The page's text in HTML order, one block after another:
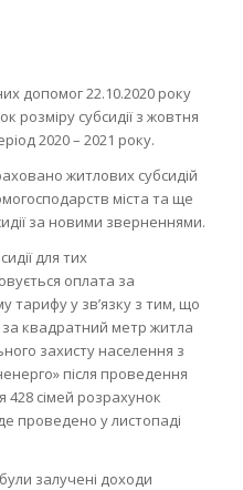
допомог 22.10.2020 року
розміру субсидії з жовтня
2020 – 2021 року.
житлових субсидій
міста та ще
за новими зверненнями.
для тих
оплата за
тарифу у зв’язку з тим, що
за квадратний метр житла
захисту населення з
після проведення
428 сімей розрахунок
проведено у листопаді
залучені доходи